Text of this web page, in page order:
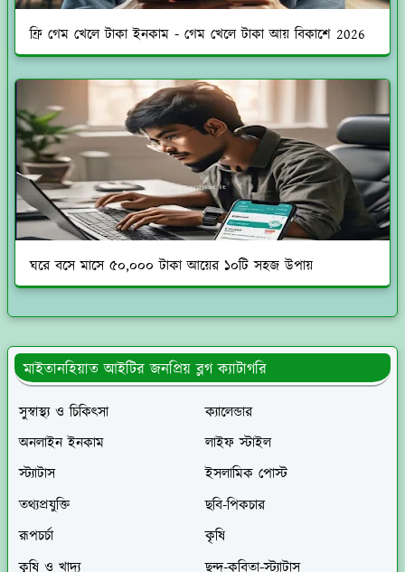
ফ্রি গেম খেলে টাকা ইনকাম - গেম খেলে টাকা আয় বিকাশে 2026
ঘরে বসে মাসে ৫০,০০০ টাকা আয়ের ১০টি সহজ উপায়
মাইতানহিয়াত আইটির জনপ্রিয় ব্লগ ক্যাটাগরি
সুস্বাস্থ্য ও চিকিৎসা
ক্যালেন্ডার
অনলাইন ইনকাম
লাইফ স্টাইল
স্ট্যাটাস
ইসলামিক পোস্ট
তথ্যপ্রযুক্তি
ছবি-পিকচার
রূপচর্চা
কৃষি